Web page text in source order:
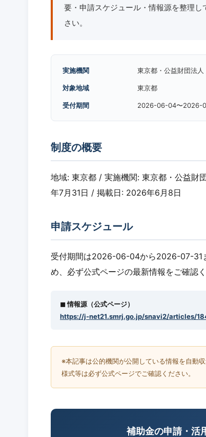
要・申請スケジュール・情報源を整理
さい。
実施機関 東京都・公益財団法人
対象地域 東京都
受付期間 2026-06-04〜2026-
制度の概要
地域: 東京都 / 実施機関: 東京都・公益
年7月31日 / 掲載日: 2026年6月8日
申請スケジュール
受付期間は2026-06-04から2026-07-31
め、必ず公式ページの最新情報をご確認く
◼︎ 情報源（公式ページ）
https://j-net21.smrj.go.jp/snavi2/articles/
※本記事は公的機関が公開している情報を自動
様式等は必ず公式ページでご確認ください。
補助金の申請・活